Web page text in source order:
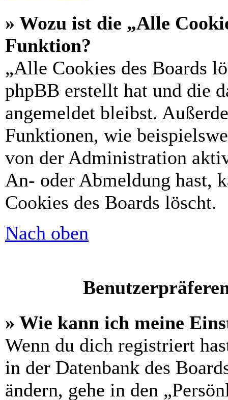
» Wozu ist die „Alle
Funktion?
„Alle Cookies des Boards
phpBB erstellt hat und die
angemeldet bleibst.
Funktionen, wie
von der Administration
An- oder Abmeldung hast,
Cookies des Boards löscht.
Nach oben
» Wie kann ich meine
Wenn du dich registriert
in der Datenbank des
ändern, gehe in den